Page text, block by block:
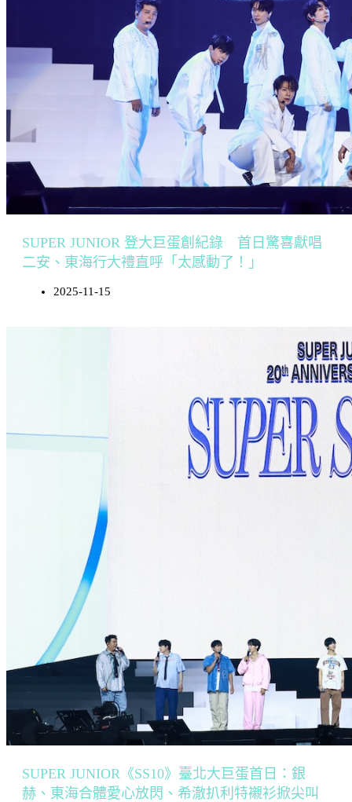
SUPER JUNIOR 登大巨蛋創紀錄 首日驚喜獻唱
二安、東海行大禮直呼「太感動了！」
2025-11-15
SUPER JUNIOR《SS10》臺北大巨蛋首日：銀
赫、東海合體愛心放閃、希澈扒利特襯衫掀尖叫